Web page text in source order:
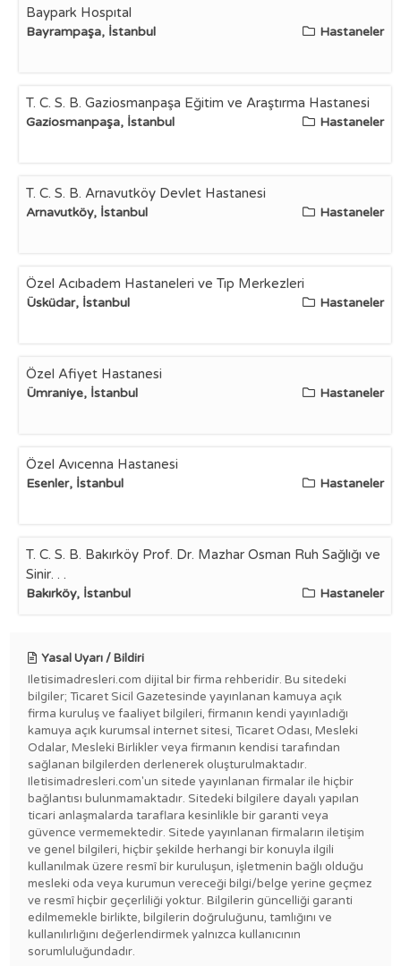
Baypark Hospıtal
Bayrampaşa, İstanbul Hastaneler
T. C. S. B. Gaziosmanpaşa Eğitim ve Araştırma Hastanesi
Gaziosmanpaşa, İstanbul Hastaneler
T. C. S. B. Arnavutköy Devlet Hastanesi
Arnavutköy, İstanbul Hastaneler
Özel Acıbadem Hastaneleri ve Tıp Merkezleri
Üsküdar, İstanbul Hastaneler
Özel Afiyet Hastanesi
Ümraniye, İstanbul Hastaneler
Özel Avıcenna Hastanesi
Esenler, İstanbul Hastaneler
T. C. S. B. Bakırköy Prof. Dr. Mazhar Osman Ruh Sağlığı ve
Sinir. . .
Bakırköy, İstanbul Hastaneler
Yasal Uyarı / Bildiri
Iletisimadresleri.com dijital bir firma rehberidir. Bu sitedeki
bilgiler; Ticaret Sicil Gazetesinde yayınlanan kamuya açık
firma kuruluş ve faaliyet bilgileri, firmanın kendi yayınladığı
kamuya açık kurumsal internet sitesi, Ticaret Odası, Mesleki
Odalar, Mesleki Birlikler veya firmanın kendisi tarafından
sağlanan bilgilerden derlenerek oluşturulmaktadır.
Iletisimadresleri.com'un sitede yayınlanan firmalar ile hiçbir
bağlantısı bulunmamaktadır. Sitedeki bilgilere dayalı yapılan
ticari anlaşmalarda taraflara kesinlikle bir garanti veya
güvence vermemektedir. Sitede yayınlanan firmaların iletişim
ve genel bilgileri, hiçbir şekilde herhangi bir konuyla ilgili
kullanılmak üzere resmî bir kuruluşun, işletmenin bağlı olduğu
mesleki oda veya kurumun vereceği bilgi/belge yerine geçmez
ve resmî hiçbir geçerliliği yoktur. Bilgilerin güncelliği garanti
edilmemekle birlikte, bilgilerin doğruluğunu, tamlığını ve
kullanılırlığını değerlendirmek yalnızca kullanıcının
sorumluluğundadır.